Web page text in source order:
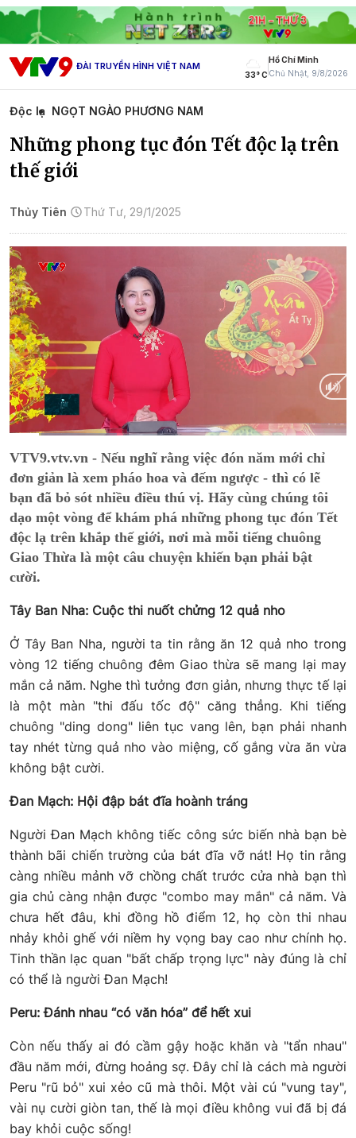
ĐÀI TRUYỀN HÌNH VIỆT NAM
33° C
Hồ Chí Minh
Chủ Nhật, 9/8/2026
Độc lạ NGỌT NGÀO PHƯƠNG NAM
Những phong tục đón Tết độc lạ trên
thế giới
Thủy Tiên Thứ Tư, 29/1/2025
Time
VTV9.vtv.vn - Nếu nghĩ rằng việc đón năm mới chỉ
đơn giản là xem pháo hoa và đếm ngược - thì có lẽ
bạn đã bỏ sót nhiều điều thú vị. Hãy cùng chúng tôi
dạo một vòng để khám phá những phong tục đón Tết
độc lạ trên khắp thế giới, nơi mà mỗi tiếng chuông
Giao Thừa là một câu chuyện khiến bạn phải bật
cười.
Tây Ban Nha: Cuộc thi nuốt chửng 12 quả nho
Ở Tây Ban Nha, người ta tin rằng ăn 12 quả nho trong
vòng 12 tiếng chuông đêm Giao thừa sẽ mang lại may
mắn cả năm. Nghe thì tưởng đơn giản, nhưng thực tế lại
là một màn "thi đấu tốc độ" căng thẳng. Khi tiếng
chuông "ding dong" liên tục vang lên, bạn phải nhanh
tay nhét từng quả nho vào miệng, cố gắng vừa ăn vừa
không bật cười.
Đan Mạch: Hội đập bát đĩa hoành tráng
Người Đan Mạch không tiếc công sức biến nhà bạn bè
thành bãi chiến trường của bát đĩa vỡ nát! Họ tin rằng
càng nhiều mảnh vỡ chồng chất trước cửa nhà bạn thì
gia chủ càng nhận được "combo may mắn" cả năm. Và
chưa hết đâu, khi đồng hồ điểm 12, họ còn thi nhau
nhảy khỏi ghế với niềm hy vọng bay cao như chính họ.
Tinh thần lạc quan "bất chấp trọng lực" này đúng là chỉ
có thể là người Đan Mạch!
Peru: Đánh nhau “có văn hóa” để hết xui
Còn nếu thấy ai đó cầm gậy hoặc khăn và "tẩn nhau"
đầu năm mới, đừng hoảng sợ. Đây chỉ là cách mà người
Peru "rũ bỏ" xui xẻo cũ mà thôi. Một vài cú "vung tay",
vài nụ cười giòn tan, thế là mọi điều không vui đã bị đá
bay khỏi cuộc sống!